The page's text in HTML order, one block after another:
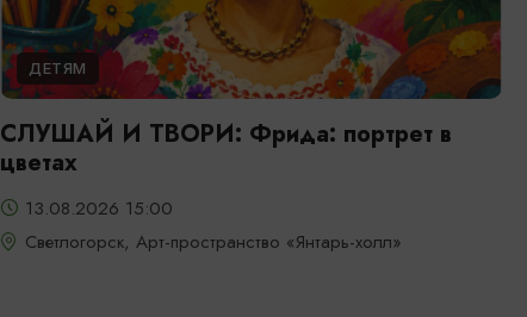
ДЕТЯМ
СЛУШАЙ И ТВОРИ: Фрида: портрет в
цветах
13.08.2026 15:00
Светлогорск, Арт-пространство «Янтарь-холл»